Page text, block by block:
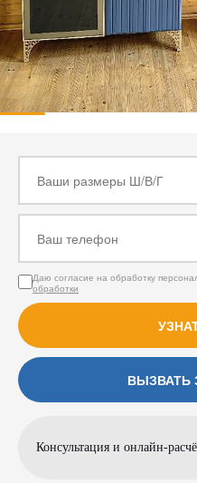
Даю согласие на обработку
обработки
ВЫЗВАТЬ
Консультация и онлайн-